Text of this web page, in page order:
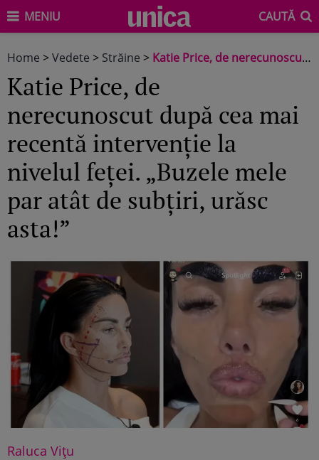
MENIU CAUTĂ
Home >Vedete > Străine > Katie Price, de nerecunoscut după cea mai recentă intervenție la nivelul feței. „Buzele mele par atât de subțiri, urăsc asta!”
Katie Price, de
nerecunoscut după cea mai
recentă intervenție la
nivelul feței. „Buzele mele
par atât de subțiri, urăsc
asta!”
Raluca Vițu